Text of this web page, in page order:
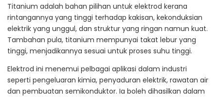
Titanium adalah bahan pilihan untuk elektrod kerana
rintangannya yang tinggi terhadap kakisan, kekonduksian
elektrik yang unggul, dan struktur yang ringan namun kuat.
Tambahan pula, titanium mempunyai takat lebur yang
tinggi, menjadikannya sesuai untuk proses suhu tinggi.
Elektrod ini menemui pelbagai aplikasi dalam industri
seperti pengeluaran kimia, penyaduran elektrik, rawatan air
dan pembuatan semikonduktor. Ia boleh dihasilkan dalam